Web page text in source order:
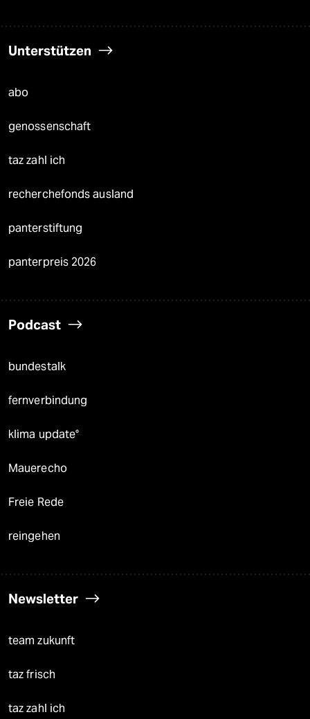
Unterstützen
abo
genossenschaft
taz zahl ich
recherchefonds ausland
panterstiftung
panterpreis 2026
Podcast
bundestalk
fernverbindung
klima update°
Mauerecho
Freie Rede
reingehen
Newsletter
team zukunft
taz frisch
taz zahl ich